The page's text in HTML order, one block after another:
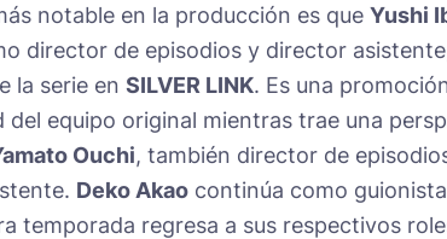
notable en la producción es que Yushi
director de episodios y director
la serie en SILVER LINK. Es una
del equipo original mientras trae una
Ouchi, también director de
Deko Akao continúa como
temporada regresa a sus respectivos